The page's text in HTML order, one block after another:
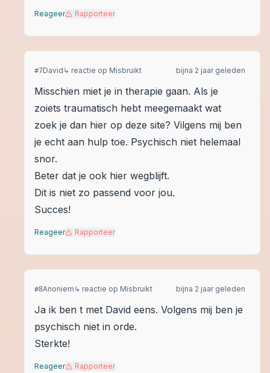
Reageer Rapporteer
#7David ↳ reactie op Misbruikt bijna 2 jaar geleden
Misschien miet je in therapie gaan. Als je
zoiets traumatisch hebt meegemaakt wat
zoek je dan hier op deze site? Vilgens mij ben
je echt aan hulp toe. Psychisch niet helemaal
snor.
Beter dat je ook hier wegblijft.
Dit is niet zo passend voor jou.
Succes!
Reageer Rapporteer
#8Anoniem ↳ reactie op Misbruikt bijna 2 jaar geleden
Ja ik ben t met David eens. Volgens mij ben je
psychisch niet in orde.
Sterkte!
Reageer Rapporteer